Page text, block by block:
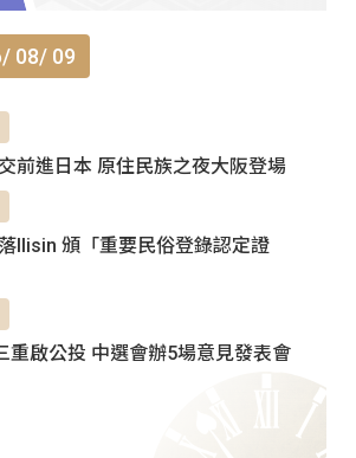
08/ 09
前進日本 原住民族之夜大阪登場
Ilisin 頒「重要民俗登錄認定證
重啟公投 中選會辦5場意見發表會